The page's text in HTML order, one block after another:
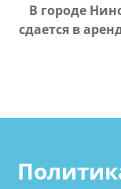
В городе
cдается в
Продается